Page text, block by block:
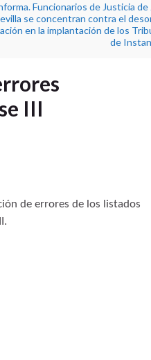
Funcionarios de Justicia de
se concentran contra el
en la implantación de los
de
III
de errores de los listados